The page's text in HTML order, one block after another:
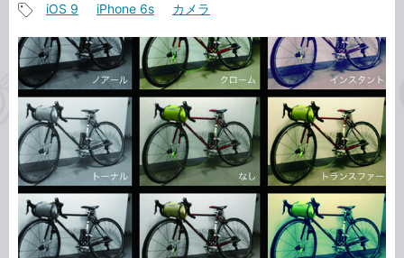
事
カ
テ
ゴ
リ
事
タ
グ
iOS 9 iPhone 6s カメラ